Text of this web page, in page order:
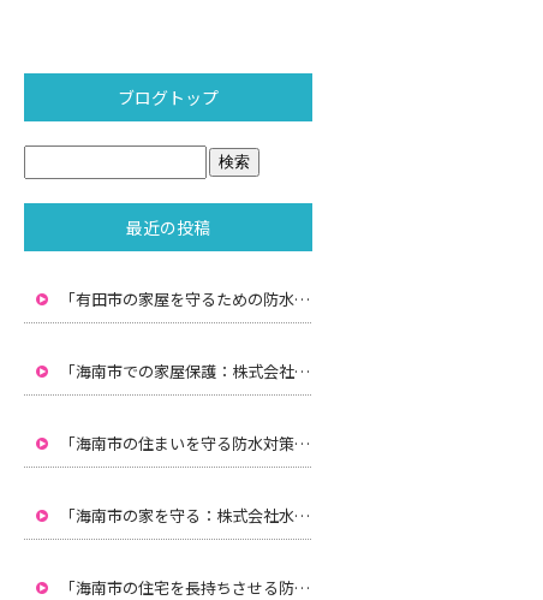
ブログトップ
最近の投稿
「有田市の家屋を守るための防水対策：株式会社水間の専門技術」
「海南市での家屋保護：株式会社水間による雨漏り防止と防水対策」
「海南市の住まいを守る防水対策：株式会社水間のプロフェッショナルサービス」
「海南市の家を守る：株式会社水間による防水工事と雨漏りの解決策」
「海南市の住宅を長持ちさせる防水と雨漏り対策：株式会社水間の解決策」